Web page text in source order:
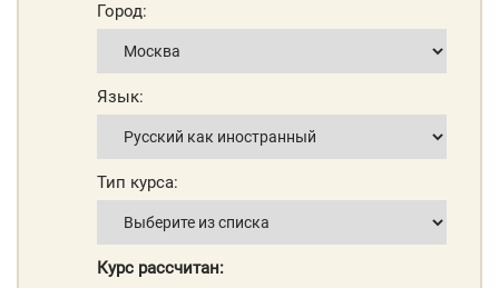
Город:
Язык:
Тип курса:
Курс рассчитан: